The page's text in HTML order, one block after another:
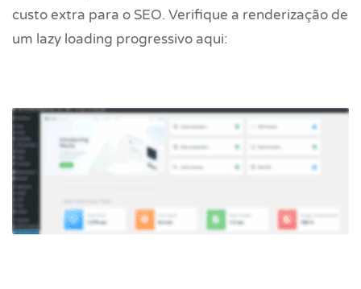
custo extra para o SEO. Verifique a renderização de
um lazy loading progressivo aqui: